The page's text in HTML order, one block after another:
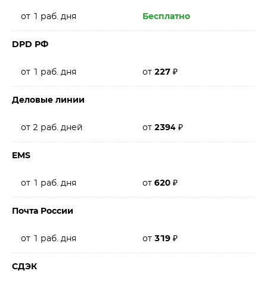
от 1 раб. дня Бесплатно
DPD РФ
от 1 раб. дня от 227 ₽
Деловые линии
от 2 раб. дней от 2394 ₽
EMS
от 1 раб. дня от 620 ₽
Почта России
от 1 раб. дня от 319 ₽
СДЭК